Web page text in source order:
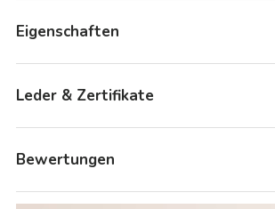
Eigenschaften
Leder & Zertifikate
Bewertungen